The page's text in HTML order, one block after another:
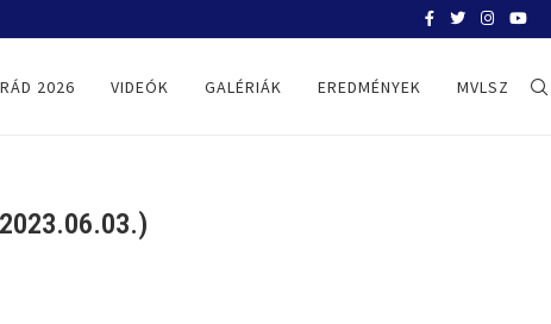
2026 VIDEÓK GALÉRIÁK EREDMÉNYEK MVLSZ
2023.06.03.)